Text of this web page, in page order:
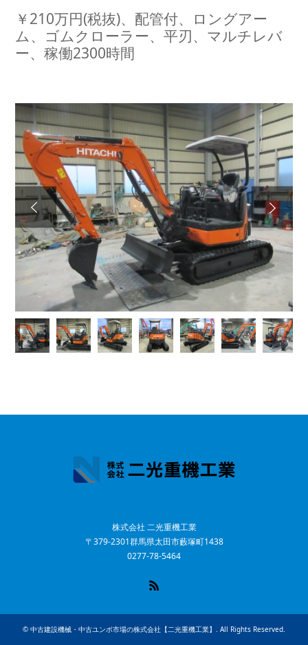
￥210万円(税抜)、配管付、ロングアー
ム、ゴムクローラー、平刃、マルチレバ
ー、稼働2300時間
Next
株式会社 二光重機工業
〒379-2301群馬県太田市藪塚町1438
0277-78-5464
© 中古建設機械・中古ユンボ市場の株式会社【二光重機工業】 . All Rights Reserved.